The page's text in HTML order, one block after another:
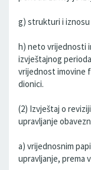
g) strukturi i
h) neto vrijednosti
izvještajnog
vrijednost imovine
dionici.
(2) Izvještaj o
upravljanje
a) vrijednosnim
upravljanje, prema